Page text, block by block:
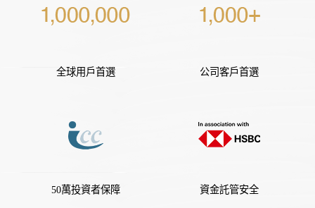
全球用戶首選 公司客戶首選
50萬投資者保障 資金託管安全